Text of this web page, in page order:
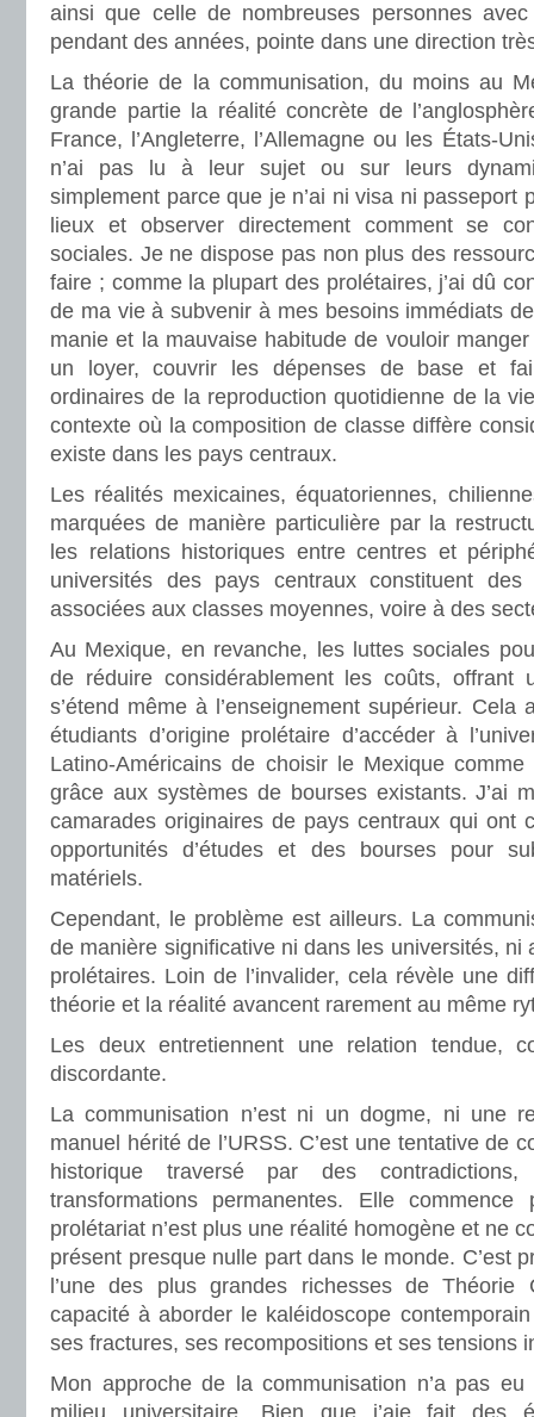
ainsi que celle de nombreuses personnes avec
pendant des années, pointe dans une direction
La théorie de la communisation, du moins au
grande partie la réalité concrète de
France, l’Angleterre, l’Allemagne ou les États-
n’ai pas lu à leur sujet ou sur leurs
simplement parce que je n’ai ni visa ni passeport
lieux et observer directement comment se
sociales. Je ne dispose pas non plus des
faire ; comme la plupart des prolétaires, j’ai dû
de ma vie à subvenir à mes besoins immédiats
manie et la mauvaise habitude de vouloir
un loyer, couvrir les dépenses de base et
ordinaires de la reproduction quotidienne de la
contexte où la composition de classe diffère
existe dans les pays centraux.
Les réalités mexicaines, équatoriennes,
marquées de manière particulière par la
les relations historiques entre centres et
universités des pays centraux constituent des
associées aux classes moyennes, voire à des
Au Mexique, en revanche, les luttes sociales
de réduire considérablement les coûts, offrant
s’étend même à l’enseignement supérieur.
étudiants d’origine prolétaire d’accéder à
Latino-Américains de choisir le Mexique comme
grâce aux systèmes de bourses existants. J’ai
camarades originaires de pays centraux qui ont
opportunités d’études et des bourses pour
matériels.
Cependant, le problème est ailleurs. La
de manière significative ni dans les universités, ni
prolétaires. Loin de l’invalider, cela révèle une
théorie et la réalité avancent rarement au même
Les deux entretiennent une relation tendue,
discordante.
La communisation n’est ni un dogme, ni une
manuel hérité de l’URSS. C’est une tentative de
historique traversé par des
transformations permanentes. Elle
prolétariat n’est plus une réalité homogène et ne
présent presque nulle part dans le monde. C’est
l’une des plus grandes richesses de
capacité à aborder le kaléidoscope
ses fractures, ses recompositions et ses tensions
Mon approche de la communisation n’a pas
milieu universitaire. Bien que j’aie fait des